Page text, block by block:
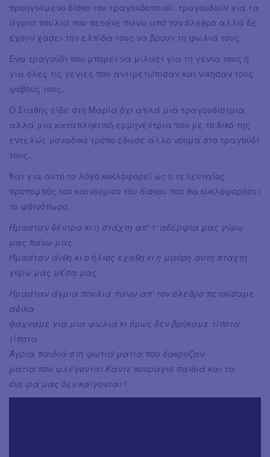
προηγούμενο δίσκο του τραγουδοποιού, τραγουδούν για τα
άγρια πουλιά που πετάνε πάνω από τον όλεθρο αλλά δε
έχουν χάσει την ελπίδα τους να βρουν τη φωλιά τους.
Ένα τραγούδι που μπορεί να μιλάει για τη γενιά τους ή
για όλες τις γενιές που αντιμετώπισαν και νίκησαν τους
φόβους τους.
Ο Στάθης είδε στη Μαρία όχι απλά μια τραγουδίστρια
αλλά μια καταπληκτική ερμηνεύτρια που με το δικό της
εντελώς μοναδικό τρόπο έδωσε άλλο νόημα στο τραγούδι
τους.
Και για αυτό το λόγο κυκλοφορεί ως ο τελευταίος
προπομπός του καινούριου του δίσκου που θα κυκλοφορήσει
το φθινόπωρο.
Ήμασταν δέντρα κι η στάχτη απ’ τ’ αδέρφια μας γύρω
μας πάνω μας
Ήμασταν άνθη κι ο ήλιος εχάθη κι η μαύρη αυτή στάχτη
γύρω μας μέσα μας
Ήμασταν άγρια πουλιά πάνω απ’ τον όλεθρο πετούσαμε
άδικα
ψάχναμε για μια φωλιά κι όμως δεν βρήκαμε τίποτα
τίποτα
Άγρια παιδιά στη φωτιά μάτια που δάκρυζαν
μάτια που φλέγονται Κάντε κουράγιο παιδιά και τα
όνειρά μας δεν καίγονται !